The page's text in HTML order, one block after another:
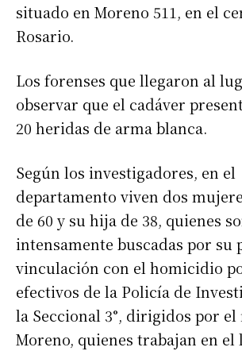
situado en Moreno 511, en el
Rosario.
Los forenses que llegaron al
observar que el cadáver
20 heridas de arma blanca.
Según los investigadores, en el
departamento viven dos
de 60 y su hija de 38, quienes
intensamente buscadas por su
vinculación con el homicidio
efectivos de la Policía de
la Seccional 3°, dirigidos por
Moreno, quienes trabajan en el